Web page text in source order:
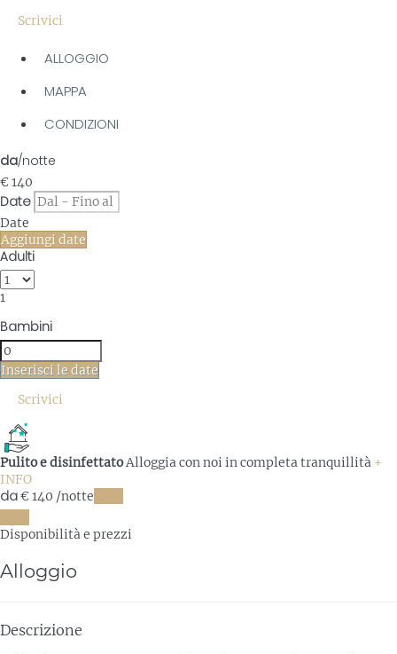
Scrivici
ALLOGGIO
MAPPA
CONDIZIONI
da/notte
€ 140
Date
Date
Aggiungi date
Adulti
1
Bambini
Inserisci le date
Scrivici
Pulito e disinfettatoAlloggia con noi in completa tranquillità +
INFO
da€ 140 /notte
Disponibilità e prezzi
Alloggio
Descrizione